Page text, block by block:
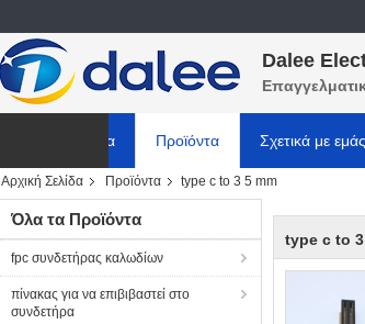
Dalee
Αρχική Σελίδα Προϊόντα Σχετικά με εμάς
ΕΙΔΗΣΕΙΣ
Αρχική Σελίδα Προϊόντα type c to 3 5 mm
Όλα τα Προϊόντα
fpc συνδετήρας καλωδίων
πίνακας για να επιβιβαστεί στο
συνδετήρα
type c to